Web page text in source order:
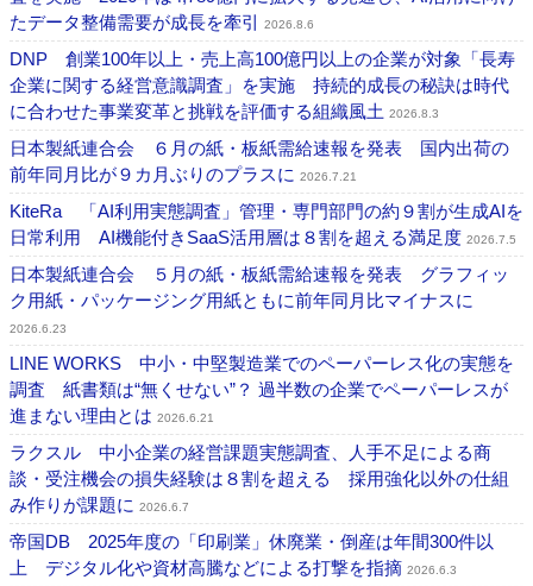
たデータ整備需要が成長を牽引
2026.8.6
DNP 創業100年以上・売上高100億円以上の企業が対象「長寿
企業に関する経営意識調査」を実施 持続的成長の秘訣は時代
に合わせた事業変革と挑戦を評価する組織風土 2026.8.3
日本製紙連合会 ６月の紙・板紙需給速報を発表 国内出荷の
前年同月比が９カ月ぶりのプラスに 2026.7.21
KiteRa 「AI利用実態調査」管理・専門部門の約９割が生成AIを
日常利用 AI機能付きSaaS活用層は８割を超える満足度 2026.7.5
日本製紙連合会 ５月の紙・板紙需給速報を発表 グラフィッ
ク用紙・パッケージング用紙ともに前年同月比マイナスに
2026.6.23
LINE WORKS 中小・中堅製造業でのペーパーレス化の実態を
調査 紙書類は“無くせない”？ 過半数の企業でペーパーレスが
進まない理由とは 2026.6.21
ラクスル 中小企業の経営課題実態調査、人手不足による商
談・受注機会の損失経験は８割を超える 採用強化以外の仕組
み作りが課題に 2026.6.7
帝国DB 2025年度の「印刷業」休廃業・倒産は年間300件以
上 デジタル化や資材高騰などによる打撃を指摘 2026.6.3